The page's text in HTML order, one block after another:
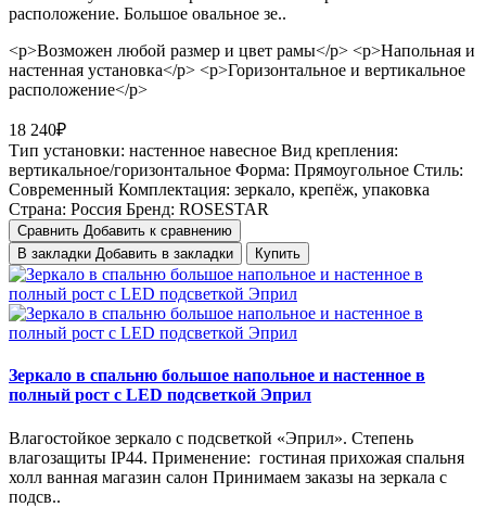
расположение. Большое овальное зе..
<p>Возможен любой размер и цвет рамы</p> <p>Напольная и
настенная установка</p> <p>Горизонтальное и вертикальное
расположение</p>
18 240₽
Тип установки: настенное навесное Вид крепления:
вертикальное/горизонтальное Форма: Прямоугольное Стиль:
Cовременный Комплектация: зеркало, крепёж, упаковка
Страна: Россия Бренд: ROSESTAR
Сравнить Добавить к сравнению
В закладки Добавить в закладки Купить
Зеркало в спальню большое напольное и настенное в
полный рост с LED подсветкой Эприл
Влагостойкое зеркало с подсветкой «Эприл». Степень
влагозащиты IP44. Применение: гостиная прихожая спальня
холл ванная магазин салон Принимаем заказы на зеркала с
подсв..